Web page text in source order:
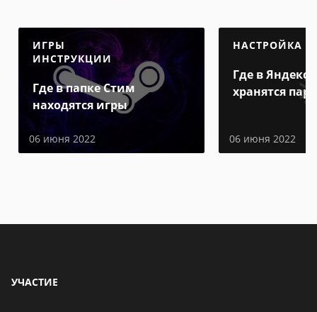
ИГРЫ
ИНСТРУКЦИИ
Где в папке Стим
находятся игры
06 июня 2022
НАСТРОЙКА
Где в Яндекс
хранятся
06 июня 2022
УЧАСТИЕ